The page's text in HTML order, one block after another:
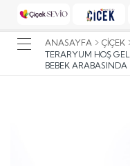
ANASAYFA
ÇIÇEK
TERARYUM HOŞ
BEBEK ARABASINDA